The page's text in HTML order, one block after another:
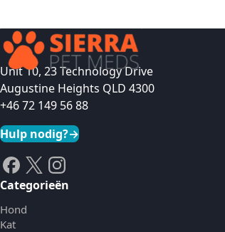
Unit 10, 23 Technology Drive
Augustine Heights QLD 4300
+46 72 149 56 88
Hulp nodig?→
Categorieën
Hond
Kat